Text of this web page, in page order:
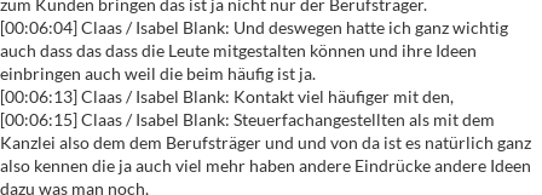
[00:06:04] Claas / Isabel Blank: Und deswegen hatte ich ganz wichtig
auch dass das dass die Leute mitgestalten können und ihre Ideen
einbringen auch weil die beim häufig ist ja.
[00:06:13] Claas / Isabel Blank: Kontakt viel häufiger mit den,
[00:06:15] Claas / Isabel Blank: Steuerfachangestellten als mit dem
Kanzlei also dem dem Berufsträger und und von da ist es natürlich ganz
also kennen die ja auch viel mehr haben andere Eindrücke andere Ideen
dazu was man noch,